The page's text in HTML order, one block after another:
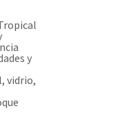
y
vidrio,